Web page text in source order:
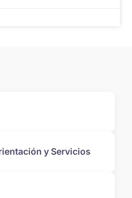
y Servicios